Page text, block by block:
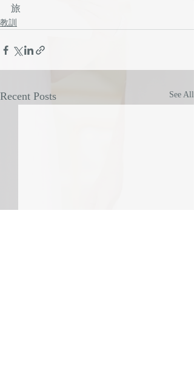
旅
教訓
Recent Posts See All